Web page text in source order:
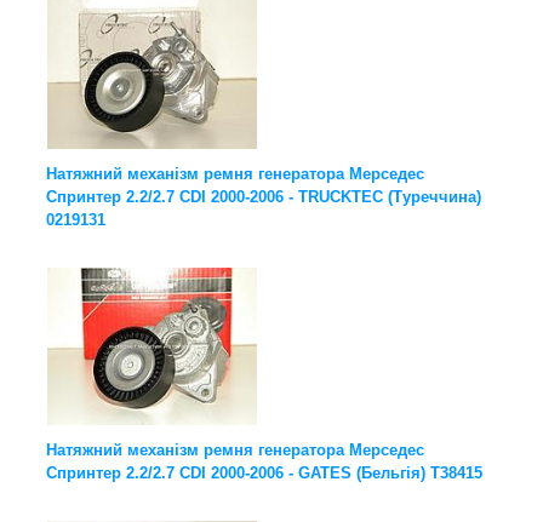
Натяжний механізм ремня генератора Мерседес
Спринтер 2.2/2.7 CDI 2000-2006 - TRUCKTEC (Туреччина)
0219131
Натяжний механізм ремня генератора Мерседес
Спринтер 2.2/2.7 CDI 2000-2006 - GATES (Бельгія) T38415